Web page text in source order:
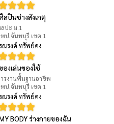
ลปินช่างสังเกตุ
ปะ ม.1
ป.จันทบุรี เขต 1
ณรงค์ ทรัพย์คง
องเล่นของใช้
รงานพื้นฐานอาชีพ
ป.จันทบุรี เขต 1
ณรงค์ ทรัพย์คง
BODY ร่างกายของฉัน